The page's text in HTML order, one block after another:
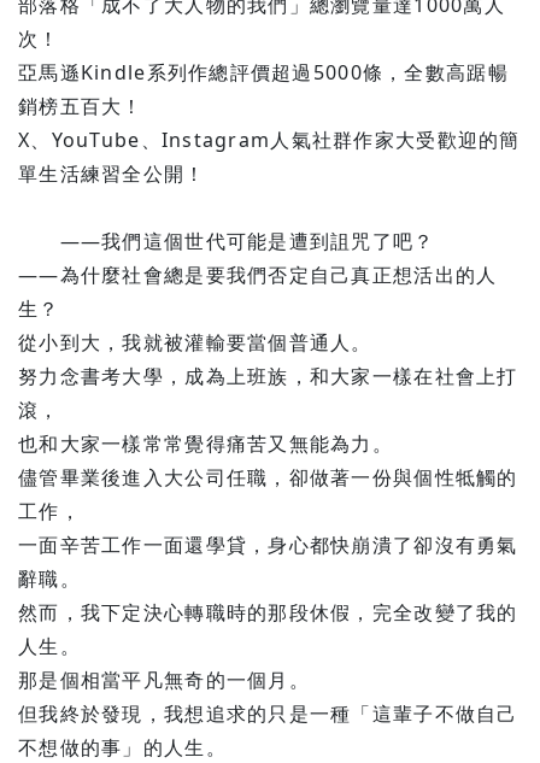
次！
亞馬遜Kindle系列作總評價超過5000條，全數高踞暢
銷榜五百大！
X、YouTube、Instagram人氣社群作家大受歡迎的簡
單生活練習全公開！
——我們這個世代可能是遭到詛咒了吧？
——為什麼社會總是要我們否定自己真正想活出的人
生？
從小到大，我就被灌輸要當個普通人。
努力念書考大學，成為上班族，和大家一樣在社會上打
滾，
也和大家一樣常常覺得痛苦又無能為力。
儘管畢業後進入大公司任職，卻做著一份與個性牴觸的
工作，
一面辛苦工作一面還學貸，身心都快崩潰了卻沒有勇氣
辭職。
然而，我下定決心轉職時的那段休假，完全改變了我的
人生。
那是個相當平凡無奇的一個月。
但我終於發現，我想追求的只是一種「這輩子不做自己
不想做的事」的人生。